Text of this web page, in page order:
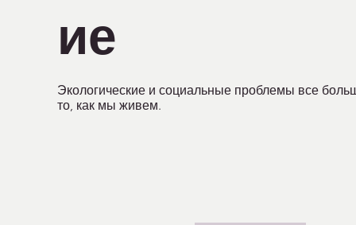
ие
Экологические и социальные проблемы все
то, как мы живем.